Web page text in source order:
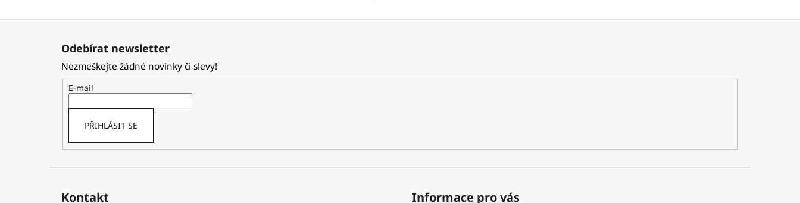
Odebírat newsletter
Nezmeškejte žádné novinky či slevy!
E-mail
PŘIHLÁSIT SE
Kontakt Informace pro vás